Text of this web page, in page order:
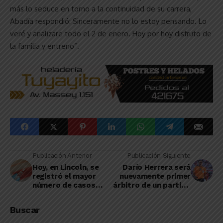
más lo seduce en torno a la continuidad de su carrera,
Abadía respondió: Sinceramente no lo estoy pensando. Lo
veré y analizare todo el 2 de enero. Hoy por hoy disfruto de
la familia y entreno”.
Publicación Anterior
Hoy, en Lincoln, se
registró el mayor
número de casos
Publicación Siguiente
Darío Herrera será
nuevamente primer
árbitro de un partido
Buscar